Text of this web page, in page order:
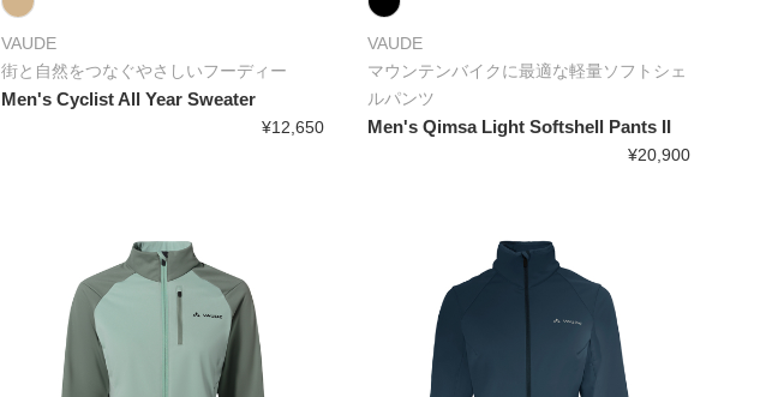
VAUDE
街と自然をつなぐやさしいフーディー
Men's Cyclist All Year Sweater
¥12,650
VAUDE
マウンテンバイクに最適な軽量ソフトシェ
ルパンツ
Men's Qimsa Light Softshell Pants II
¥20,900